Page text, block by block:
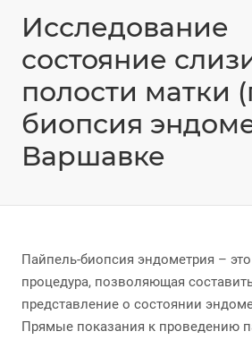
Исследование
состояние
полости матки
биопсия
Варшавке
Пайпель-биопсия эндометрия –
процедура, позволяющая
представление о состоянии
Прямые показания к проведению